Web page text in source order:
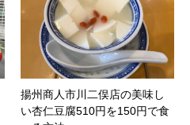
揚州商人市川二俣店の美味し
い杏仁豆腐510円を150円で食